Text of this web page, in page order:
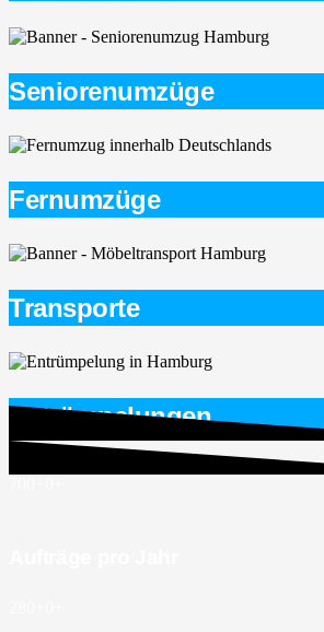
Seniorenumzüge
Fernumzüge
Transporte
Entrümpelungen